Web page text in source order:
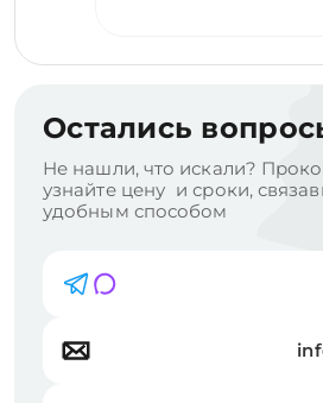
Остались
Не нашли, что искали?
узнайте цену и сроки,
удобным способом